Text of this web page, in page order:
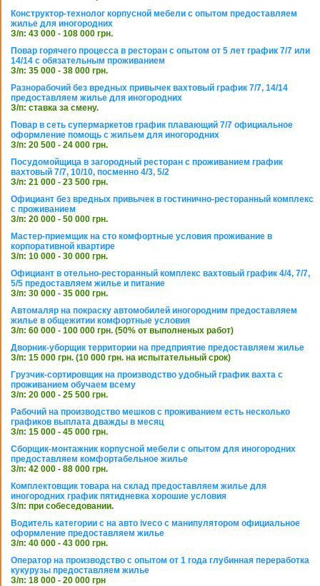
Конструктор-технолог корпусной мебели с опытом предоставляем
жилье для иногородних
З/п: 43 000 - 108 000 грн.
Повар горячего процесса в ресторан с опытом от 5 лет график 7/7 или
14/14 с обязательным проживанием
З/п: 35 000 - 38 000 грн.
Разнорабочий без вредных привычек вахтовый график 7/7, 14/14
предоставляем жилье для иногородних
З/п: ставка за смену.
Повар в сеть супермаркетов график плавающий 7/7 официальное
оформление помощь с жильем для иногородних
З/п: 20 500 - 24 000 грн.
Посудомойщица в загородный ресторан с проживанием график
вахтовый 7/7, 10/10, посменно 4/3, 5/2
З/п: 21 000 - 23 500 грн.
Официант без вредных привычек в гостинично-ресторанный комплекс
с проживанием
З/п: 20 000 - 50 000 грн.
Мастер-приемщик на сто комфортные условия проживание в
корпоративной квартире
З/п: 10 000 - 30 000 грн.
Официант в отельно-ресторанный комплекс вахтовый график 4/4, 7/7,
5/5 предоставляем жилье и питание
З/п: 30 000 - 35 000 грн.
Автомаляр на покраску автомобилей иногородним предоставляем
жилье в общежитии комфортные условия
З/п: 60 000 - 100 000 грн. (50% от выполненых работ)
Дворник-уборщик территории на предприятие предоставляем жилье
З/п: 15 000 грн. (10 000 грн. на испытательный срок)
Грузчик-сортировщик на производство удобный график вахта с
проживанием обучаем всему
З/п: 20 000 - 25 500 грн.
Рабочий на производство мешков с проживанием есть несколько
графиков выплата дважды в месяц
З/п: 15 000 - 45 000 грн.
Сборщик-монтажник корпусной мебели с опытом для иногородних
предоставляем комфортабельное жилье
З/п: 42 000 - 88 000 грн.
Комплектовщик товара на склад предоставляем жилье для
иногородних график пятидневка хорошие условия
З/п: при собеседовании.
Водитель категории с на авто iveco с манипулятором официальное
оформление предоставляем жилье
З/п: 40 000 - 43 000 грн.
Оператор на производство с опытом от 1 года глубинная переработка
кукурузы предоставляем жилье
З/п: 18 000 - 20 000 грн